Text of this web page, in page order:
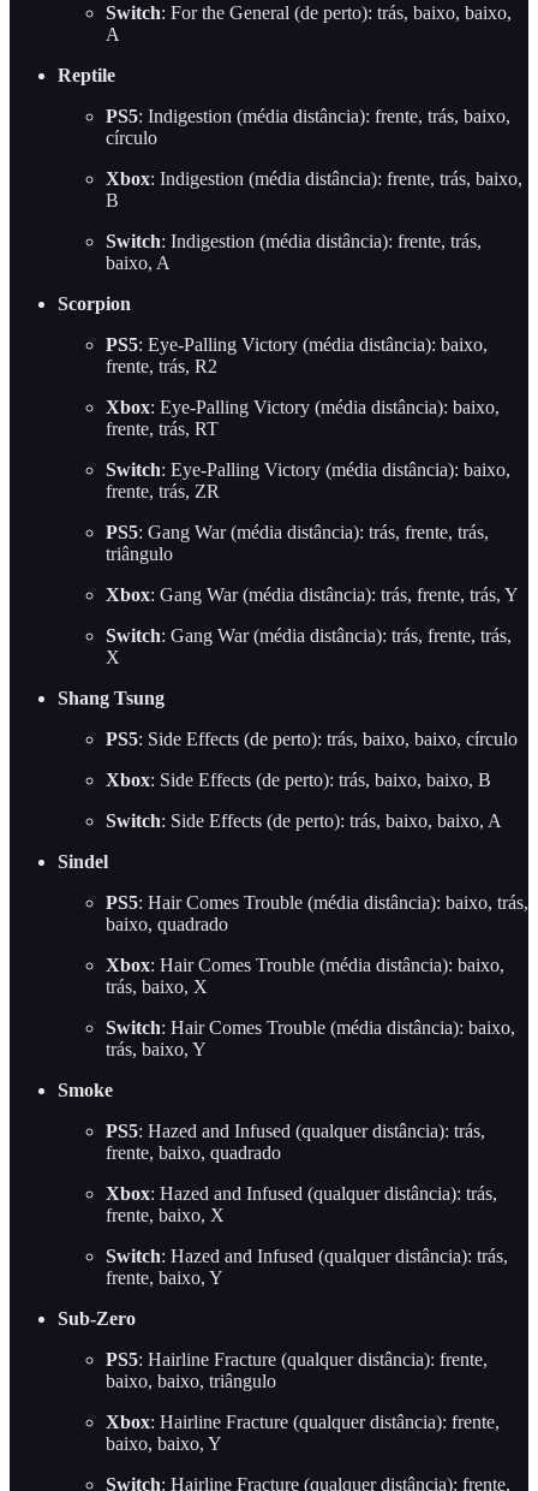
Switch: For the General (de perto): trás, baixo, baixo,
A
Reptile
PS5: Indigestion (média distância): frente, trás, baixo,
círculo
Xbox: Indigestion (média distância): frente, trás, baixo,
B
Switch: Indigestion (média distância): frente, trás,
baixo, A
Scorpion
PS5: Eye-Palling Victory (média distância): baixo,
frente, trás, R2
Xbox: Eye-Palling Victory (média distância): baixo,
frente, trás, RT
Switch: Eye-Palling Victory (média distância): baixo,
frente, trás, ZR
PS5: Gang War (média distância): trás, frente, trás,
triângulo
Xbox: Gang War (média distância): trás, frente, trás, Y
Switch: Gang War (média distância): trás, frente, trás,
X
Shang Tsung
PS5: Side Effects (de perto): trás, baixo, baixo, círculo
Xbox: Side Effects (de perto): trás, baixo, baixo, B
Switch: Side Effects (de perto): trás, baixo, baixo, A
Sindel
PS5: Hair Comes Trouble (média distância): baixo, trás,
baixo, quadrado
Xbox: Hair Comes Trouble (média distância): baixo,
trás, baixo, X
Switch: Hair Comes Trouble (média distância): baixo,
trás, baixo, Y
Smoke
PS5: Hazed and Infused (qualquer distância): trás,
frente, baixo, quadrado
Xbox: Hazed and Infused (qualquer distância): trás,
frente, baixo, X
Switch: Hazed and Infused (qualquer distância): trás,
frente, baixo, Y
Sub-Zero
PS5: Hairline Fracture (qualquer distância): frente,
baixo, baixo, triângulo
Xbox: Hairline Fracture (qualquer distância): frente,
baixo, baixo, Y
Switch: Hairline Fracture (qualquer distância): frente,